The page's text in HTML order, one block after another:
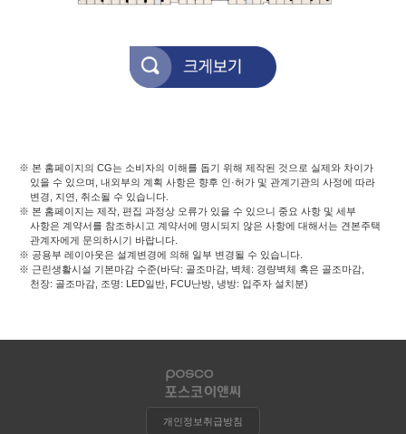
※ 본 홈페이지의 CG는 소비자의 이해를 돕기 위해 제작된 것으로 실제와 차이가
있을 수 있으며, 내외부의 계획 사항은 향후 인·허가 및 관계기관의 사정에 따라
변경, 지연, 취소될 수 있습니다.
※ 본 홈페이지는 제작, 편집 과정상 오류가 있을 수 있으니 중요 사항 및 세부
사항은 계약서를 참조하시고 계약서에 명시되지 않은 사항에 대해서는 견본주택
관계자에게 문의하시기 바랍니다.
※ 공용부 레이아웃은 설계변경에 의해 일부 변경될 수 있습니다.
※ 근린생활시설 기본마감 수준(바닥: 골조마감, 벽체: 경량벽체 혹은 골조마감,
천장: 골조마감, 조명: LED일반, FCU난방, 냉방: 입주자 설치분)
개인정보취급방침